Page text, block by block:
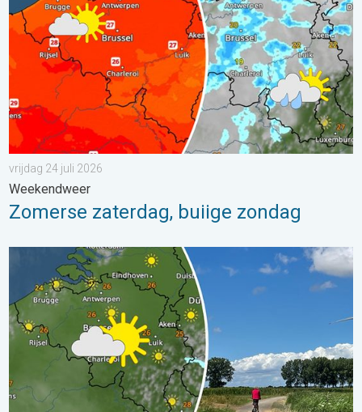
vrijdag 24 juli 2026
Weekendweer
Zomerse zaterdag, buiige zondag
Fraai zomerweer om eropuit te trekken. Weekendweer. . .